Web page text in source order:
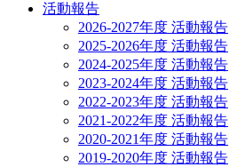
活動報告
2026-2027年度 活動報告
2025-2026年度 活動報告
2024-2025年度 活動報告
2023-2024年度 活動報告
2022-2023年度 活動報告
2021-2022年度 活動報告
2020-2021年度 活動報告
2019-2020年度 活動報告